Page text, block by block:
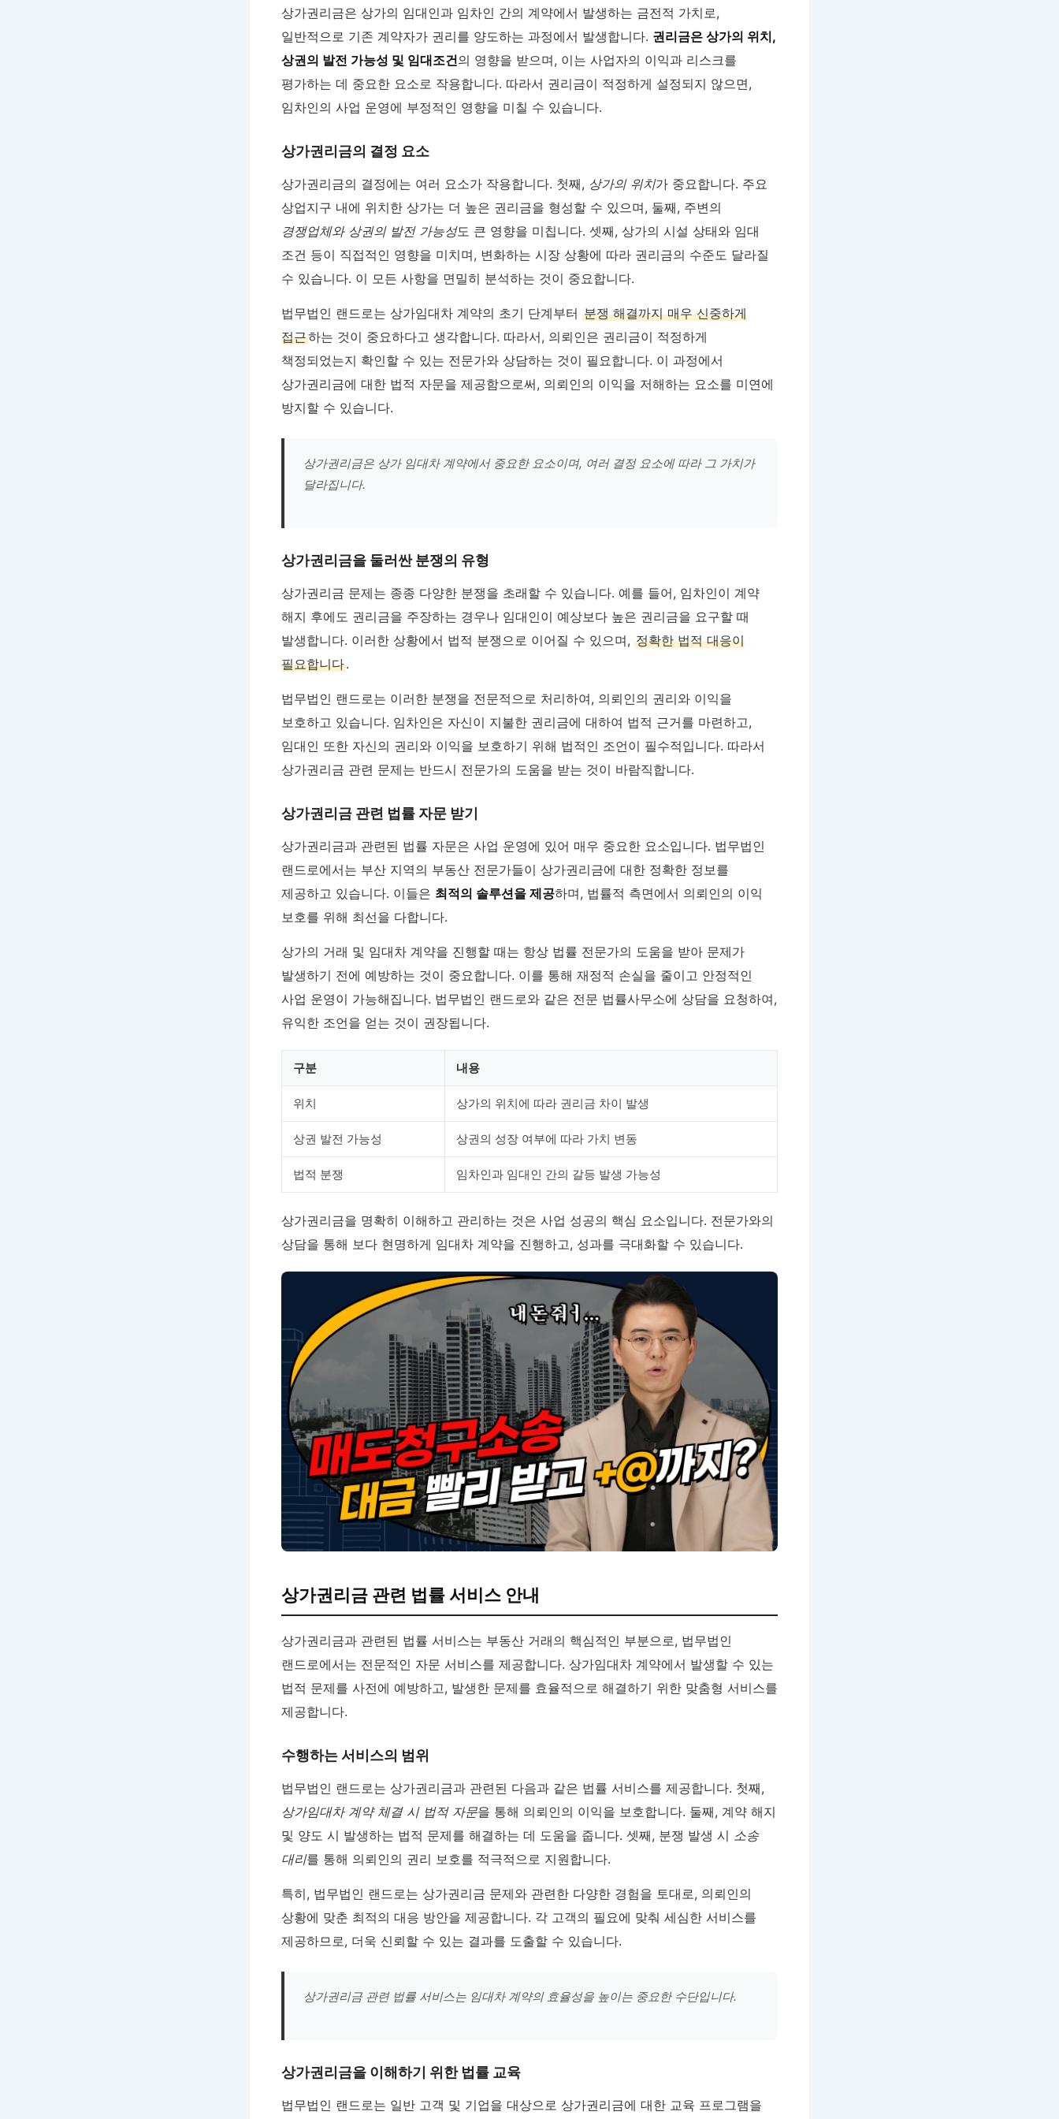
상가권리금은 상가의 임대인과 임차인 간의 계약에서 발생하는 금전적 가치로,
일반적으로 기존 계약자가 권리를 양도하는 과정에서 발생합니다. 권리금은 상가의 위치,
상권의 발전 가능성 및 임대조건의 영향을 받으며, 이는 사업자의 이익과 리스크를
평가하는 데 중요한 요소로 작용합니다. 따라서 권리금이 적정하게 설정되지 않으면,
임차인의 사업 운영에 부정적인 영향을 미칠 수 있습니다.
상가권리금의 결정 요소
상가권리금의 결정에는 여러 요소가 작용합니다. 첫째, 상가의 위치가 중요합니다. 주요
상업지구 내에 위치한 상가는 더 높은 권리금을 형성할 수 있으며, 둘째, 주변의
경쟁업체와 상권의 발전 가능성도 큰 영향을 미칩니다. 셋째, 상가의 시설 상태와 임대
조건 등이 직접적인 영향을 미치며, 변화하는 시장 상황에 따라 권리금의 수준도 달라질
수 있습니다. 이 모든 사항을 면밀히 분석하는 것이 중요합니다.
법무법인 랜드로는 상가임대차 계약의 초기 단계부터 분쟁 해결까지 매우 신중하게
접근하는 것이 중요하다고 생각합니다. 따라서, 의뢰인은 권리금이 적정하게
책정되었는지 확인할 수 있는 전문가와 상담하는 것이 필요합니다. 이 과정에서
상가권리금에 대한 법적 자문을 제공함으로써, 의뢰인의 이익을 저해하는 요소를 미연에
방지할 수 있습니다.
상가권리금은 상가 임대차 계약에서 중요한 요소이며, 여러 결정 요소에 따라 그 가치가
달라집니다.
상가권리금을 둘러싼 분쟁의 유형
상가권리금 문제는 종종 다양한 분쟁을 초래할 수 있습니다. 예를 들어, 임차인이 계약
해지 후에도 권리금을 주장하는 경우나 임대인이 예상보다 높은 권리금을 요구할 때
발생합니다. 이러한 상황에서 법적 분쟁으로 이어질 수 있으며, 정확한 법적 대응이
필요합니다.
법무법인 랜드로는 이러한 분쟁을 전문적으로 처리하여, 의뢰인의 권리와 이익을
보호하고 있습니다. 임차인은 자신이 지불한 권리금에 대하여 법적 근거를 마련하고,
임대인 또한 자신의 권리와 이익을 보호하기 위해 법적인 조언이 필수적입니다. 따라서
상가권리금 관련 문제는 반드시 전문가의 도움을 받는 것이 바람직합니다.
상가권리금 관련 법률 자문 받기
상가권리금과 관련된 법률 자문은 사업 운영에 있어 매우 중요한 요소입니다. 법무법인
랜드로에서는 부산 지역의 부동산 전문가들이 상가권리금에 대한 정확한 정보를
제공하고 있습니다. 이들은 최적의 솔루션을 제공하며, 법률적 측면에서 의뢰인의 이익
보호를 위해 최선을 다합니다.
상가의 거래 및 임대차 계약을 진행할 때는 항상 법률 전문가의 도움을 받아 문제가
발생하기 전에 예방하는 것이 중요합니다. 이를 통해 재정적 손실을 줄이고 안정적인
사업 운영이 가능해집니다. 법무법인 랜드로와 같은 전문 법률사무소에 상담을 요청하여,
유익한 조언을 얻는 것이 권장됩니다.
구분 내용
위치 상가의 위치에 따라 권리금 차이 발생
상권 발전 가능성 상권의 성장 여부에 따라 가치 변동
법적 분쟁 임차인과 임대인 간의 갈등 발생 가능성
상가권리금을 명확히 이해하고 관리하는 것은 사업 성공의 핵심 요소입니다. 전문가와의
상담을 통해 보다 현명하게 임대차 계약을 진행하고, 성과를 극대화할 수 있습니다.
상가권리금 관련 법률 서비스 안내
상가권리금과 관련된 법률 서비스는 부동산 거래의 핵심적인 부분으로, 법무법인
랜드로에서는 전문적인 자문 서비스를 제공합니다. 상가임대차 계약에서 발생할 수 있는
법적 문제를 사전에 예방하고, 발생한 문제를 효율적으로 해결하기 위한 맞춤형 서비스를
제공합니다.
수행하는 서비스의 범위
법무법인 랜드로는 상가권리금과 관련된 다음과 같은 법률 서비스를 제공합니다. 첫째,
상가임대차 계약 체결 시 법적 자문을 통해 의뢰인의 이익을 보호합니다. 둘째, 계약 해지
및 양도 시 발생하는 법적 문제를 해결하는 데 도움을 줍니다. 셋째, 분쟁 발생 시 소송
대리를 통해 의뢰인의 권리 보호를 적극적으로 지원합니다.
특히, 법무법인 랜드로는 상가권리금 문제와 관련한 다양한 경험을 토대로, 의뢰인의
상황에 맞춘 최적의 대응 방안을 제공합니다. 각 고객의 필요에 맞춰 세심한 서비스를
제공하므로, 더욱 신뢰할 수 있는 결과를 도출할 수 있습니다.
상가권리금 관련 법률 서비스는 임대차 계약의 효율성을 높이는 중요한 수단입니다.
상가권리금을 이해하기 위한 법률 교육
법무법인 랜드로는 일반 고객 및 기업을 대상으로 상가권리금에 대한 교육 프로그램을